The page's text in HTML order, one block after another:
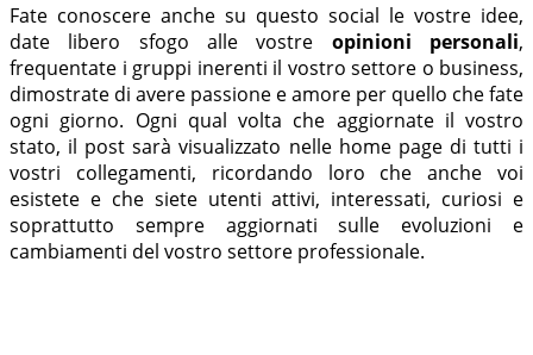
Fate conoscere anche su questo social le vostre idee,
date libero sfogo alle vostre opinioni personali,
frequentate i gruppi inerenti il vostro settore o business,
dimostrate di avere passione e amore per quello che fate
ogni giorno. Ogni qual volta che aggiornate il vostro
stato, il post sarà visualizzato nelle home page di tutti i
vostri collegamenti, ricordando loro che anche voi
esistete e che siete utenti attivi, interessati, curiosi e
soprattutto sempre aggiornati sulle evoluzioni e
cambiamenti del vostro settore professionale.